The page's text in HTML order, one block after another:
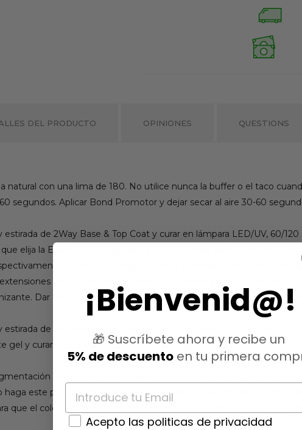
DEL PRODUCTO OPINIONES QUESTIONS
natural con una lima de 180. No utilice nunca la buffer o el taco
segundos. Aplicar Bond Promotor y dejar secar al aire 30-60
estirada de 2Way Base & Top Coat y curar en lámpara LED/UV, 60/
elija la Elastic Base , siga los siguientes pasos: Aplicar una capa
Aplique una segunda capa generosa y dé forma a la
de 2-3 mm con el molde. Cura en lámpara LED/UV, 60/
Dar forma a la uña con una lima y eliminar el polvo con un
estirada de esmalte gel de color y curar en lámpara LED/UV, 60/120
gel y curar en lámpara LED/UV, 60/120 segundos respectivamente.
del color, recomendamos aplicar el esmalte gel en las 4
este proceso intercalado. A seguir, aplique el esmalte gel sólo
que el color sea más fluido, varias técnicas colocan una gota de
¡Bienvenid@!
🎁 Suscríbete ahora y recibe un
5% de descuentoen tu primera
Acepto las politicas de privacidad